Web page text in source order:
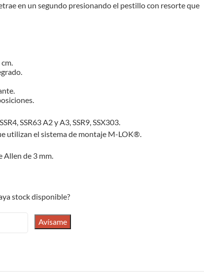
en un segundo presionando el pestillo con resorte que
SSR63 A2 y A3, SSR9, SSX303.
utilizan el sistema de montaje M-LOK®.
Allen de 3 mm.
stock disponible?
Avísame